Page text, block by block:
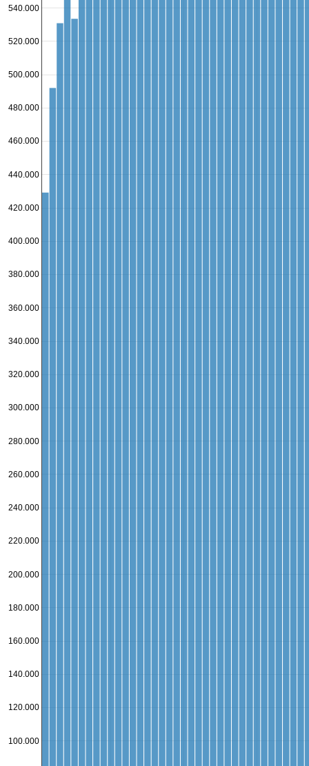
100.000
120.000
140.000
160.000
180.000
200.000
220.000
240.000
260.000
280.000
300.000
320.000
340.000
360.000
380.000
400.000
420.000
440.000
460.000
480.000
500.000
520.000
540.000